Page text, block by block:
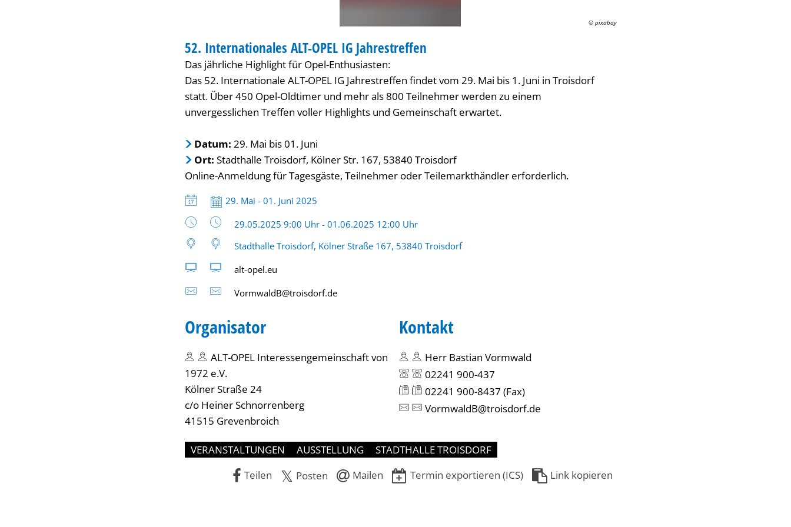
© pixabay
KATEGORIE: TREFFEN
52. Internationales ALT-OPEL IG Jahrestreffen
Das jährliche Highlight für Opel-Enthusiasten:
Das 52. Internationale ALT-OPEL IG Jahrestreffen findet vom 29. Mai bis 1. Juni in Troisdorf
statt. Über 450 Opel-Oldtimer und mehr als 800 Teilnehmer werden zu einem
unvergesslichen Treffen voller Highlights und Gemeinschaft erwartet.
Datum: 29. Mai bis 01. Juni
Ort: Stadthalle Troisdorf, Kölner Str. 167, 53840 Troisdorf
Online-Anmeldung für Tagesgäste, Teilnehmer oder Teilemarkthändler erforderlich.
Datum:
29. Mai - 01. Juni 2025
Uhrzeit:
29.05.2025 9:00 Uhr - 01.06.2025 12:00 Uhr
Stadthalle Troisdorf, Kölner Straße 167, 53840 Troisdorf
alt-opel.eu
VormwaldB@troisdorf.de
Organisator
ALT-OPEL Interessengemeinschaft von
1972 e.V.
Kölner Straße 24
c/o Heiner Schnorrenberg
41515 Grevenbroich
Kontakt
Herr Bastian Vormwald
02241 900-437
02241 900-8437 (Fax)
VormwaldB@troisdorf.de
VERANSTALTUNGEN AUSSTELLUNG
STADTHALLE TROISDORF
Teilen
Posten Mailen Termin exportieren (ICS) Link kopieren